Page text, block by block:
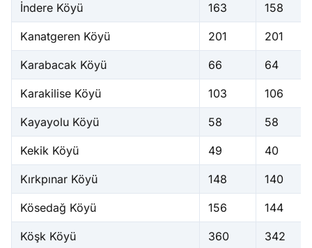
İndere Köyü 163 158
Kanatgeren Köyü 201 201
Karabacak Köyü 66 64
Karakilise Köyü 103 106
Kayayolu Köyü 58 58
Kekik Köyü 49 40
Kırkpınar Köyü 148 140
Kösedağ Köyü 156 144
Köşk Köyü 360 342